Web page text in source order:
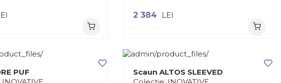
2 384 LEI
PUF
Scaun ALTOS SLEEVED